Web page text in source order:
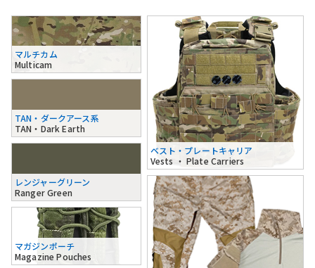
マルチカム
Multicam
TAN・ダークアース系
TAN・Dark Earth
レンジャーグリーン
Ranger Green
ベスト・プレートキャリア
Vests ・ Plate Carriers
マガジンポーチ
Magazine Pouches